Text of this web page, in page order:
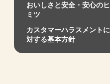
おいしさと安全・安心のヒ
ミツ
カスタマーハラスメントに
対する基本方針